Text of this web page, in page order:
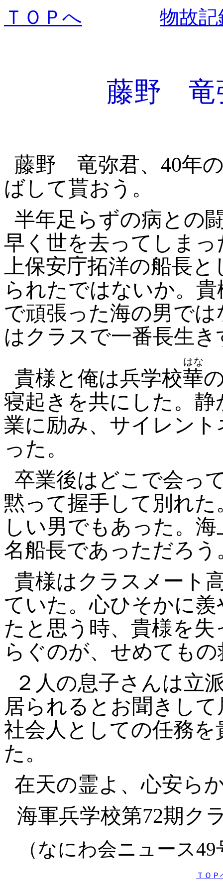
ＴＯＰへ 物故記
藤野 竜
藤野 竜弥君、40年
ばして貰おう。
半年足らずの病との
早く世を去ってしま
上保安庁拓洋の船長
られたではないか。
で頑張った海の男で
はクラスで一番長生
貴様と俺は兵学校華
はな
寝起きを共にした。
業に励み、サイレン
った。
卒業後はどこで会っ
黙って握手して別れ
しい男でもあった。
名船長であっただろう
貴様はクラスメート
ていた。心ひそかに
たと思う時、貴様を
らぐのが、せめても
２人の息子さんは立
居られるとお聞きし
社会人としての任務
た。
在天の霊よ、心安ら
海軍兵学校第72期ク
（なにわ会ニュース
ＴＯＰ